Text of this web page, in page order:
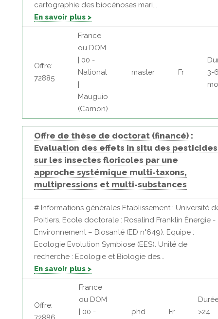
cartographie des biocénoses mari...
En savoir plus >
Offre:
72885
France
ou DOM
| 00 -
National
|
Mauguio
(Carnon)
master Fr
3-
Offre de thèse de doctorat (financé) :
Evaluation des effets in situ des pesticides
sur les insectes floricoles par une
approche systémique multi-taxons,
multipressions et multi-substances
# Informations générales Etablissement : Université
Poitiers. Ecole doctorale : Rosalind Franklin Énergie -
Environnement – Biosanté (ED n°649). Equipe :
Ecologie Evolution Symbiose (EES). Unité de
recherche : Ecologie et Biologie des...
En savoir plus >
Offre:
France
ou DOM
| 00 -
phd Fr
>24